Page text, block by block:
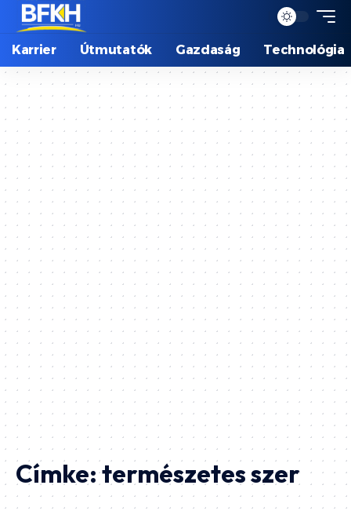
Karrier Útmutatók Gazdaság Technológia
Címke:természetes szer